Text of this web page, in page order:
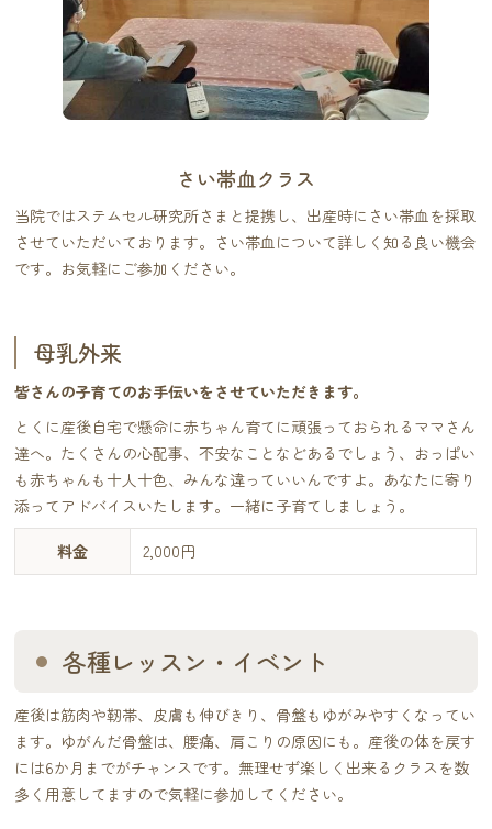
さい帯血クラス
当院ではステムセル研究所さまと提携し、出産時にさい帯血を採取
させていただいております。さい帯血について詳しく知る良い機会
です。お気軽にご参加ください。
母乳外来
皆さんの子育てのお手伝いをさせていただきます。​
とくに産後自宅で懸命に赤ちゃん育てに頑張っておられるママさん
達へ。たくさんの心配事、不安なことなどあるでしょう、おっぱい
も赤ちゃんも十人十色、みんな違っていいんですよ。あなたに寄り
添ってアドバイスいたします。一緒に子育てしましょう。
料金 2,000円
各種レッスン・イベント
産後は筋肉や靭帯、皮膚も伸びきり、骨盤もゆがみやすくなってい
ます。ゆがんだ骨盤は、腰痛、肩こりの原因にも。産後の体を戻す
には6か月までがチャンスです。無理せず楽しく出来るクラスを数
多く用意してますので気軽に参加してください。